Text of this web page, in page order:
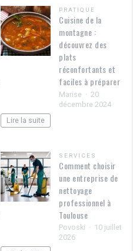
PRATIQUE
Cuisine de la
montagne :
découvrez des
plats
réconfortants et
faciles à préparer
Marise
20
décembre 2024
Lire la suite
SERVICES
Comment choisir
une entreprise de
nettoyage
professionnel à
Toulouse
Povoski
10 juillet
2026